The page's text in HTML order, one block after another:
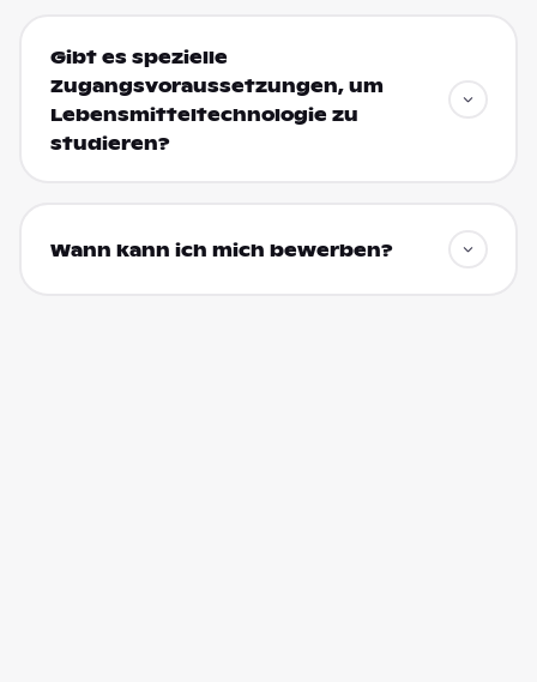
Gibt es spezielle
Zugangsvoraussetzungen, um
Lebensmitteltechnologie zu
studieren?
Wann kann ich mich bewerben?